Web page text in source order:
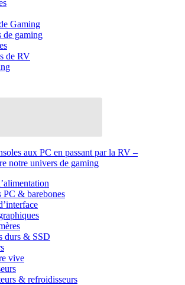
Gaming
de gaming
de RV
aux PC en passant par la RV –
notre univers de gaming
PC & barebones
durs & SSD
vive
& refroidisseurs